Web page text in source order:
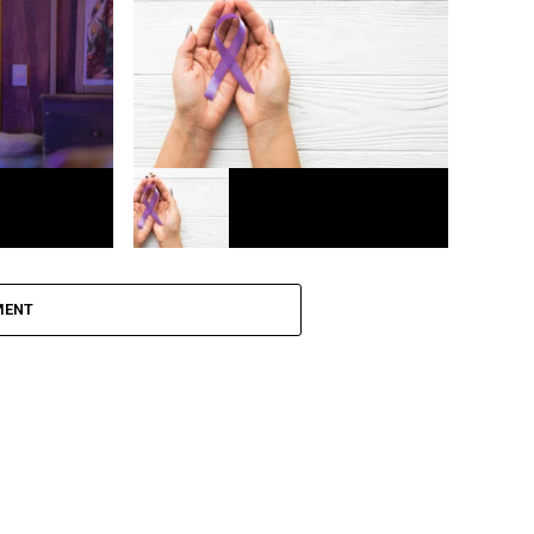
funcional
mais
Mercado automotivo registra 3º melhor
mês de julho em vendas de veículos
a Agosto lilás: Fortaleza realiza ações
mulher